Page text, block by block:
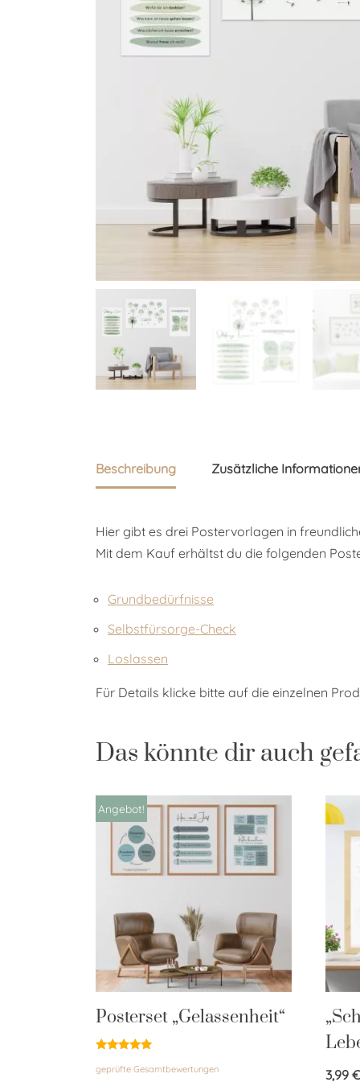
Beschreibung Zusätzliche
Hier gibt es drei Postervorlagen in
Mit dem Kauf erhältst du die folgenden
Grundbedürfnisse
Selbstfürsorge-Check
Loslassen
Für Details klicke bitte auf die einzelnen
Das könnte dir auch
Angebot!
Posterset „Gelassenheit“
mit
geprüfte Gesamtbewertungen 3,99 €